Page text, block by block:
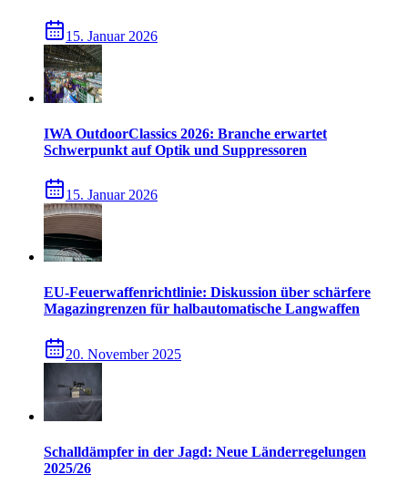
15. Januar 2026
IWA OutdoorClassics 2026: Branche erwartet
Schwerpunkt auf Optik und Suppressoren
15. Januar 2026
EU-Feuerwaffenrichtlinie: Diskussion über schärfere
Magazingrenzen für halbautomatische Langwaffen
20. November 2025
Schalldämpfer in der Jagd: Neue Länderregelungen
2025/26